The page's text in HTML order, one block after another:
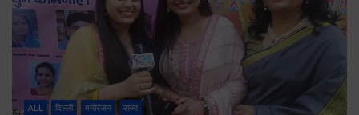
ALL दिल्ली मनोरंजन राज्य